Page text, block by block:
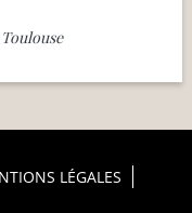
LÉGALES